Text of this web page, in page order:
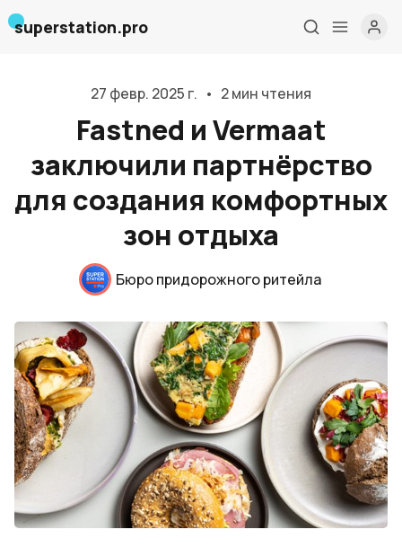
Дизайн и проектирование
Консалтинг и обучение
Блог
События
Контакты
Лучшие АЗС мира
superstation.pro
27 февр. 2025 г. • 2 мин чтения
Fastned и Vermaat
заключили партнёрство
для создания комфортных
зон отдыха
Бюро придорожного ритейла